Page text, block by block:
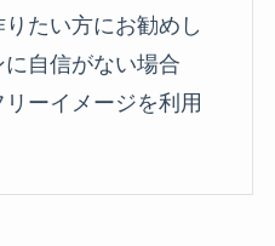
たい方にお勧めし
自信がない場合
ーイメージを利用